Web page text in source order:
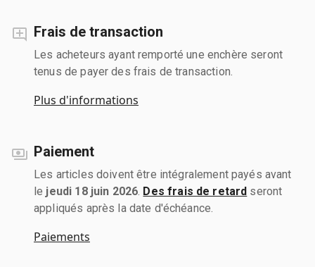
Frais de transaction
Les acheteurs ayant remporté une enchère seront
tenus de payer des frais de transaction.
Plus d'informations
Paiement
Les articles doivent être intégralement payés avant
le jeudi 18 juin 2026 Des frais de retard seront
appliqués après la date d'échéance.
Paiements